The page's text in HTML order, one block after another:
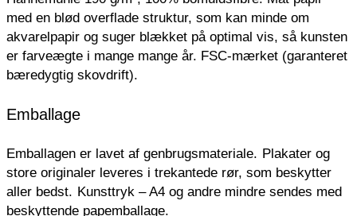
med en blød overflade struktur, som kan minde om
akvarelpapir og suger blækket på optimal vis, så kunsten
er farveægte i mange mange år. FSC-mærket (garanteret
bæredygtig skovdrift).
Emballage
Emballagen er lavet af genbrugsmateriale. Plakater og
store originaler leveres i trekantede rør, som beskytter
aller bedst. Kunsttryk – A4 og andre mindre sendes med
beskyttende papemballage.